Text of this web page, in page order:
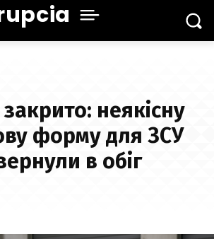
неякісну
форму для ЗСУ
в обіг